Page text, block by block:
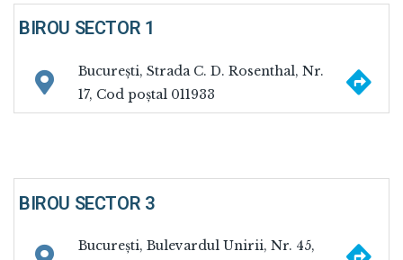
BIROU SECTOR 1
București, Strada C. D. Rosenthal, Nr.
17, Cod poștal 011933
BIROU SECTOR 3
București, Bulevardul Unirii, Nr. 45,